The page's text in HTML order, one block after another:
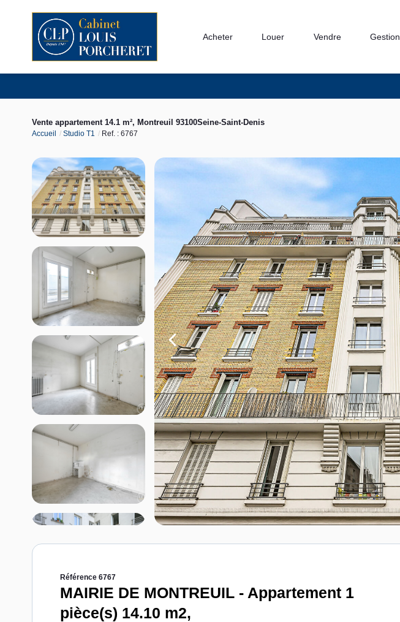
Acheter Louer Vendre Gestion
Vente appartement 14.1 m², Montreuil 93100Seine-Saint-Denis
Accueil Studio T1 Ref. : 6767
Référence 6767
MAIRIE DE MONTREUIL - Appartement 1
pièce(s) 14.10 m2,